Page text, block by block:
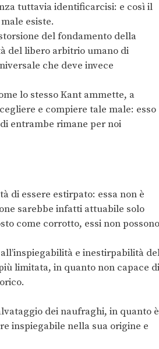
tuttavia identificarcisi: e così il
esiste.
del fondamento della
del libero arbitrio umano di
che deve invece
lo stesso Kant ammette, a
e compiere tale male: esso
entrambe rimane per noi
di essere estirpato: essa non è
sarebbe infatti attuabile solo
come corrotto, essi non possono
e inestirpabilità
limitata, in quanto non capace di
dei naufraghi, in quanto è
inspiegabile nella sua origine e